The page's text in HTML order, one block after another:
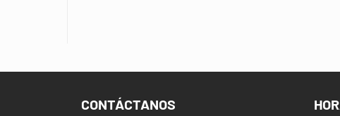
variantes.
opciones
variantes.
CONTÁCTANOS